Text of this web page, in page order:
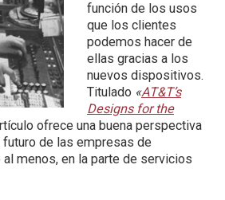
función de los usos
que los clientes
podemos hacer de
ellas gracias a los
nuevos dispositivos.
Titulado «AT&T’s
Designs for the
ofrece una buena perspectiva
de las empresas de
menos, en la parte de servicios